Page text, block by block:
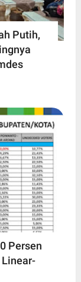
Putih,
Persen
Linear-